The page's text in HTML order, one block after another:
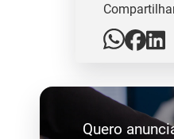
Quero